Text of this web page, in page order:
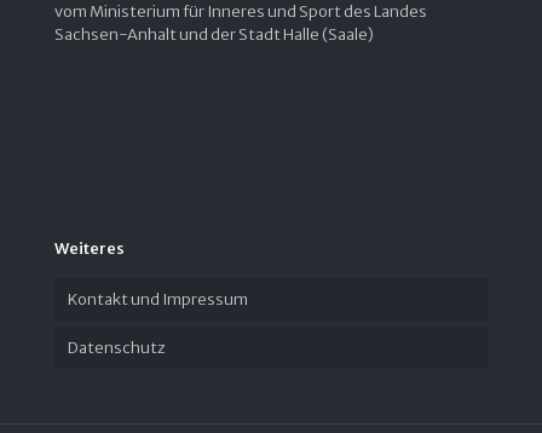
vom Ministerium für Inneres und Sport des Landes
Sachsen-Anhalt und der Stadt Halle (Saale)
Weiteres
Kontakt und Impressum
Datenschutz